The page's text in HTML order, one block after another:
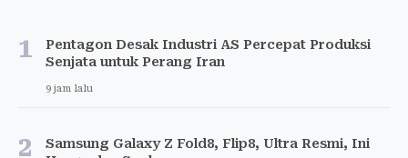
1
Pentagon Desak Industri AS Percepat Produksi
Senjata untuk Perang Iran
9 jam lalu
2
Samsung Galaxy Z Fold8, Flip8, Ultra Resmi, Ini